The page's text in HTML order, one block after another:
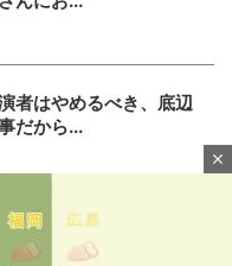
者はやめるべき、底辺
だから...
に来店したましもさん
人「ま...
close